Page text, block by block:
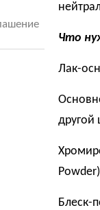
Что
Лак-
другой
Блеск-